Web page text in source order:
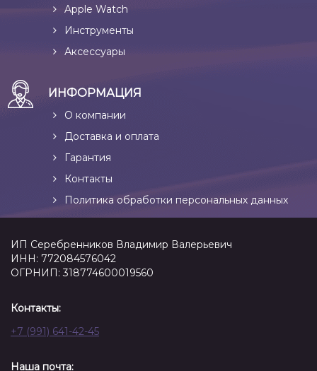
Apple Watch
Инструменты
Аксессуары
ИНФОРМАЦИЯ
О компании
Доставка и оплата
Гарантия
Контакты
Политика обработки персональных данных
ИП Серебренников Владимир Валерьевич
ИНН: 772084576042
ОГРНИП: 318774600019560
Контакты:
+7 (991) 641-42-45
Наша почта: